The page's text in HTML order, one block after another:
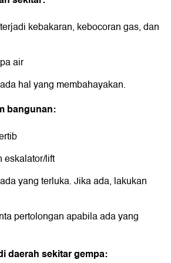
kebakaran, kebocoran gas, dan
air
hal yang membahayakan.
bangunan:
eskalator/lift
yang terluka. Jika ada, lakukan
pertolongan apabila ada yang
daerah sekitar gempa: